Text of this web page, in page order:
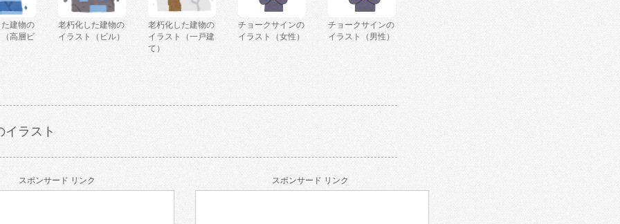
建物の
高層ビ
老朽化した建物の
イラスト（ビル）
老朽化した建物の
イラスト（一戸建
て）
チョークサインの
イラスト（女性）
チョークサインの
イラスト（男性）
イラスト
スポンサード リンク スポンサード リンク